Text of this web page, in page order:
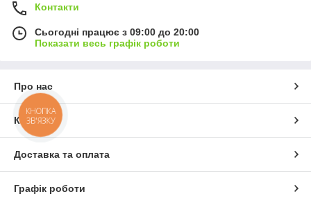
Контакти
Сьогодні працює з 09:00 до 20:00
Показати весь графік роботи
Про нас
Контакти
Доставка та оплата
Графік роботи
КНОПКА
ЗВ'ЯЗКУ